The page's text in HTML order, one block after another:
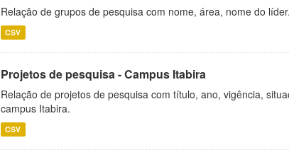
Relação de grupos de pesquisa com nome, área, nome do líder.
CSV
Projetos de pesquisa - Campus Itabira
Relação de projetos de pesquisa com título, ano, vigência,
campus Itabira.
CSV